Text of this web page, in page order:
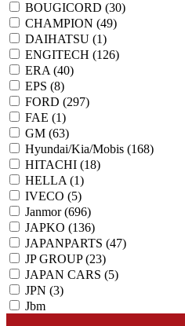
BOUGICORD (30)
CHAMPION (49)
DAIHATSU (1)
ENGITECH (126)
ERA (40)
EPS (8)
FORD (297)
FAE (1)
GM (63)
Hyundai/Kia/Mobis (168)
HITACHI (18)
HELLA (1)
IVECO (5)
Janmor(696)
JAPKO (136)
JAPANPARTS (47)
JP GROUP(23)
JAPAN CARS (5)
JPN (3)
Jbm